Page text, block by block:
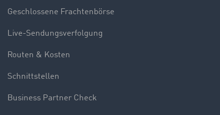
Geschlossene Frachtenbörse
Live-Sendungsverfolgung
Routen & Kosten
Schnittstellen
Business Partner Check